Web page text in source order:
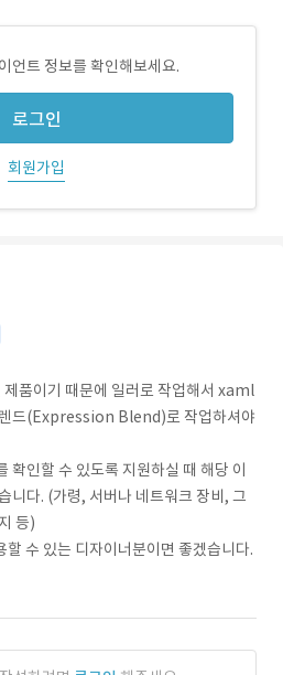
언트 정보를 확인해보세요.
로그인
회원가입
품이기 때문에 일러로 작업해서 xaml
드(Expression Blend)로 작업하셔야
확인할 수 있도록 지원하실 때 해당 이
니다. (가령, 서버나 네트워크 장비, 그
등)
수 있는 디자이너분이면 좋겠습니다.